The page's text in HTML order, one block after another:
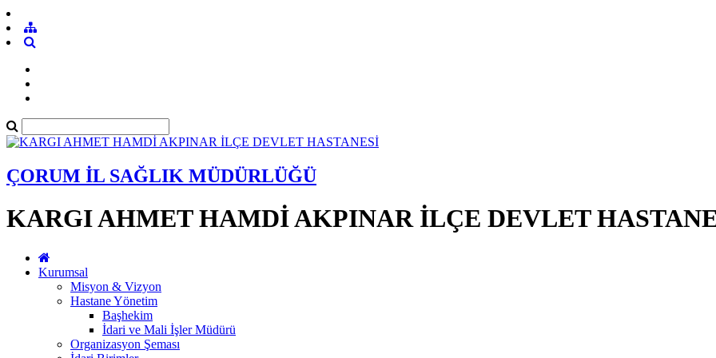
ÇORUM İL SAĞLIK MÜDÜRLÜĞÜ
KARGI AHMET HAMDİ AKPINAR İLÇE DEVLET
Kurumsal
Misyon & Vizyon
Hastane Yönetim
Başhekim
İdari ve Mali İşler Müdürü
Organizasyon Şeması